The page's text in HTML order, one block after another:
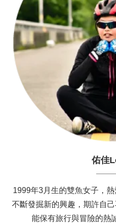
佑佳
1999年3月生的雙魚女子，
不斷發掘新的興趣，期許自
能保有旅行與冒險的熱